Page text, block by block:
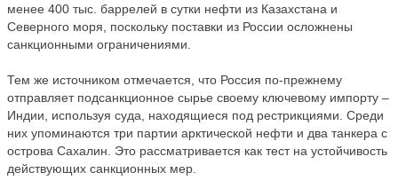
менее 400 тыс. баррелей в сутки нефти из Казахстана и
Северного моря, поскольку поставки из России осложнены
санкционными ограничениями.
Тем же источником отмечается, что Россия по-прежнему
отправляет подсанкционное сырье своему ключевому импорту –
Индии, используя суда, находящиеся под рестрикциями. Среди
них упоминаются три партии арктической нефти и два танкера с
острова Сахалин. Это рассматривается как тест на устойчивость
действующих санкционных мер.